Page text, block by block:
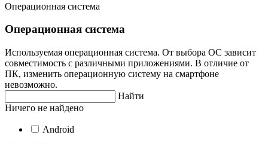
Операционная система
Операционная система
Используемая операционная система. От выбора ОС зависит
совместимость с различными приложениями. В отличие от
ПК, изменить операционную систему на смартфоне
невозможно.
Найти
Ничего не найдено
Android